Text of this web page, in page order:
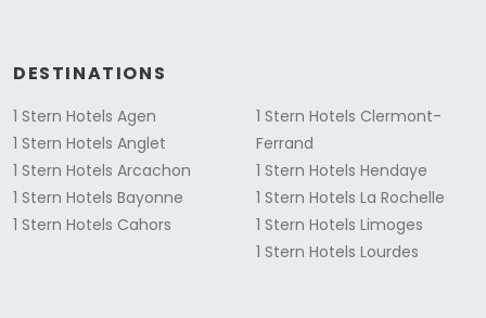
DESTINATIONS
1 Stern Hotels Agen
1 Stern Hotels Anglet
1 Stern Hotels Arcachon
1 Stern Hotels Bayonne
1 Stern Hotels Cahors
1 Stern Hotels Clermont-
Ferrand
1 Stern Hotels Hendaye
1 Stern Hotels La Rochelle
1 Stern Hotels Limoges
1 Stern Hotels Lourdes